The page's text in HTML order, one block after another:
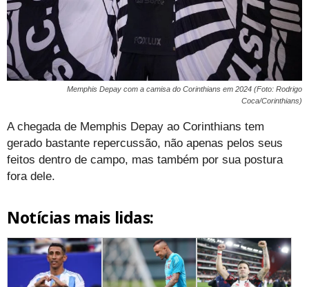
Memphis Depay com a camisa do Corinthians em 2024 (Foto: Rodrigo
Coca/Corinthians)
A chegada de Memphis Depay ao Corinthians tem
gerado bastante repercussão, não apenas pelos seus
feitos dentro de campo, mas também por sua postura
fora dele.
Notícias mais lidas: